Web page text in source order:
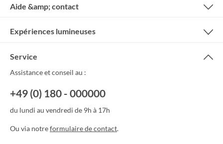
Service
Assistance et conseil au :
+49 (0) 180 - 000000
du lundi au vendredi de 9h à 17h
Ou via notreformulaire de contact.
Aide &amp; contact
Expériences lumineuses